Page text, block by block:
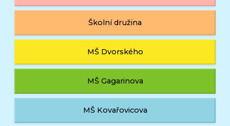
Školní družina
MŠ Dvorského
MŠ Gagarinova
MŠ Kovařovicova